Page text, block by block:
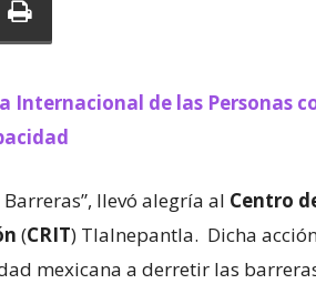
Internacional de las Personas
llevó alegría al Centro
(CRIT) Tlalnepantla. Dicha
mexicana a derretir las